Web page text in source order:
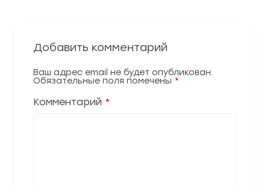
Добавить комментарий
Ваш адрес email не будет опубликован.
Обязательные поля помечены *
Комментарий *